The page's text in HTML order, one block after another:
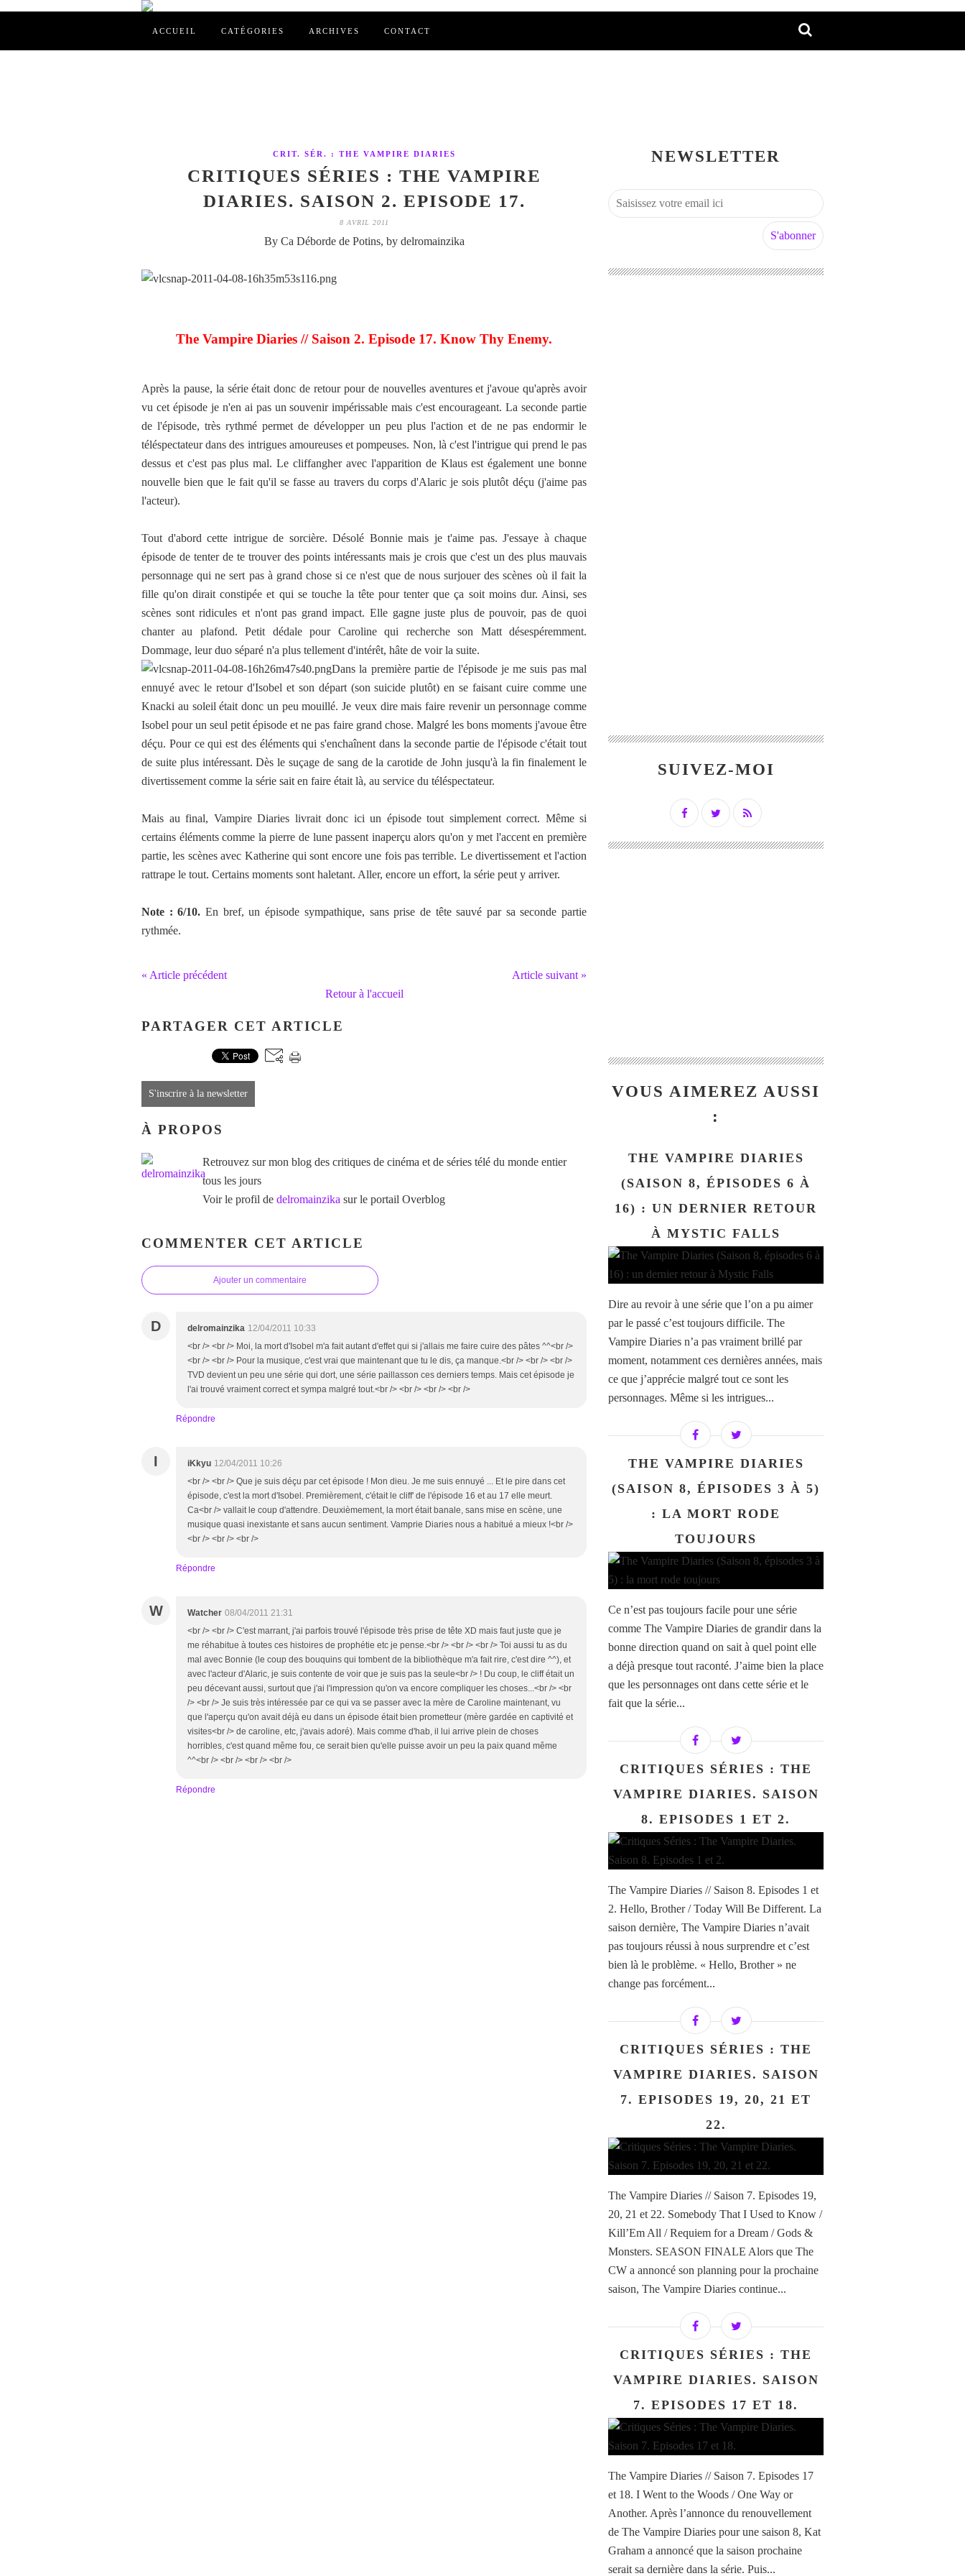
ACCUEIL CATÉGORIES ARCHIVES CONTACT
CRIT. SÉR. : THE VAMPIRE DIARIES
CRITIQUES SÉRIES : THE VAMPIRE
DIARIES. SAISON 2. EPISODE 17.
8 AVRIL 2011
By Ca Déborde de Potins, by delromainzika
The Vampire Diaries // Saison 2. Episode 17. Know Thy Enemy.
Après la pause, la série était donc de retour pour de nouvelles aventures et j'avoue qu'après avoir
vu cet épisode je n'en ai pas un souvenir impérissable mais c'est encourageant. La seconde partie
de l'épisode, très rythmé permet de développer un peu plus l'action et de ne pas endormir le
téléspectateur dans des intrigues amoureuses et pompeuses. Non, là c'est l'intrigue qui prend le pas
dessus et c'est pas plus mal. Le cliffangher avec l'apparition de Klaus est également une bonne
nouvelle bien que le fait qu'il se fasse au travers du corps d'Alaric je sois plutôt déçu (j'aime pas
l'acteur).
Tout d'abord cette intrigue de sorcière. Désolé Bonnie mais je t'aime pas. J'essaye à chaque
épisode de tenter de te trouver des points intéressants mais je crois que c'est un des plus mauvais
personnage qui ne sert pas à grand chose si ce n'est que de nous surjouer des scènes où il fait la
fille qu'on dirait constipée et qui se touche la tête pour tenter que ça soit moins dur. Ainsi, ses
scènes sont ridicules et n'ont pas grand impact. Elle gagne juste plus de pouvoir, pas de quoi
chanter au plafond. Petit dédale pour Caroline qui recherche son Matt désespéremment.
Dommage, leur duo séparé n'a plus tellement d'intérêt, hâte de voir la suite.
Dans la première partie de l'épisode je me suis pas mal
ennuyé avec le retour d'Isobel et son départ (son suicide plutôt) en se faisant cuire comme une
Knacki au soleil était donc un peu mouillé. Je veux dire mais faire revenir un personnage comme
Isobel pour un seul petit épisode et ne pas faire grand chose. Malgré les bons moments j'avoue être
déçu. Pour ce qui est des éléments qui s'enchaînent dans la seconde partie de l'épisode c'était tout
de suite plus intéressant. Dès le suçage de sang de la carotide de John jusqu'à la fin finalement le
divertissement comme la série sait en faire était là, au service du téléspectateur.
Mais au final, Vampire Diaries livrait donc ici un épisode tout simplement correct. Même si
certains éléments comme la pierre de lune passent inaperçu alors qu'on y met l'accent en première
partie, les scènes avec Katherine qui sont encore une fois pas terrible. Le divertissement et l'action
rattrape le tout. Certains moments sont haletant. Aller, encore un effort, la série peut y arriver.
Note : 6/10. En bref, un épisode sympathique, sans prise de tête sauvé par sa seconde partie
rythmée.
« Article précédent
Article suivant »
Retour à l'accueil
PARTAGER CET ARTICLE
S'inscrire à la newsletter
À PROPOS
Retrouvez sur mon blog des critiques de cinéma et de séries télé du monde entier
tous les jours
Voir le profil de delromainzika sur le portail Overblog
COMMENTER CET ARTICLE
Ajouter un commentaire
D delromainzika 12/04/2011 10:33
<br /> <br /> Moi, la mort d'Isobel m'a fait autant d'effet qui si j'allais me faire cuire des pâtes ^^<br />
<br /> <br /> Pour la musique, c'est vrai que maintenant que tu le dis, ça manque.<br /> <br /> <br />
TVD devient un peu une série qui dort, une série paillasson ces derniers temps. Mais cet épisode je
l'ai trouvé vraiment correct et sympa malgré tout.<br /> <br /> <br /> <br />
Répondre
I iKkyu 12/04/2011 10:26
<br /> <br /> Que je suis déçu par cet épisode ! Mon dieu. Je me suis ennuyé ... Et le pire dans cet
épisode, c'est la mort d'Isobel. Premièrement, c'était le cliff' de l'épisode 16 et au 17 elle meurt.
Ca<br /> vallait le coup d'attendre. Deuxièmement, la mort était banale, sans mise en scène, une
musique quasi inexistante et sans aucun sentiment. Vamprie Diaries nous a habitué a mieux !<br />
<br /> <br /> <br />
Répondre
W Watcher 08/04/2011 21:31
<br /> <br /> C'est marrant, j'ai parfois trouvé l'épisode très prise de tête XD mais faut juste que je
me réhabitue à toutes ces histoires de prophétie etc je pense.<br /> <br /> <br /> Toi aussi tu as du
mal avec Bonnie (le coup des bouquins qui tombent de la bibliothèque m'a fait rire, c'est dire ^^), et
avec l'acteur d'Alaric, je suis contente de voir que je suis pas la seule<br /> ! Du coup, le cliff était un
peu décevant aussi, surtout que j'ai l'impression qu'on va encore compliquer les choses...<br /> <br
/> <br /> Je suis très intéressée par ce qui va se passer avec la mère de Caroline maintenant, vu
que l'aperçu qu'on avait déjà eu dans un épisode était bien prometteur (mère gardée en captivité et
visites<br /> de caroline, etc, j'avais adoré). Mais comme d'hab, il lui arrive plein de choses
horribles, c'est quand même fou, ce serait bien qu'elle puisse avoir un peu la paix quand même
^^<br /> <br /> <br /> <br />
Répondre
NEWSLETTER
SUIVEZ-MOI
VOUS AIMEREZ AUSSI
:
THE VAMPIRE DIARIES
(SAISON 8, ÉPISODES 6 À
16) : UN DERNIER RETOUR
À MYSTIC FALLS
Dire au revoir à une série que l’on a pu aimer
par le passé c’est toujours difficile. The
Vampire Diaries n’a pas vraiment brillé par
moment, notamment ces dernières années, mais
ce que j’apprécie malgré tout ce sont les
personnages. Même si les intrigues...
THE VAMPIRE DIARIES
(SAISON 8, ÉPISODES 3 À 5)
: LA MORT RODE
TOUJOURS
Ce n’est pas toujours facile pour une série
comme The Vampire Diaries de grandir dans la
bonne direction quand on sait à quel point elle
a déjà presque tout raconté. J’aime bien la place
que les personnages ont dans cette série et le
fait que la série...
CRITIQUES SÉRIES : THE
VAMPIRE DIARIES. SAISON
8. EPISODES 1 ET 2.
The Vampire Diaries // Saison 8. Episodes 1 et
2. Hello, Brother / Today Will Be Different. La
saison dernière, The Vampire Diaries n’avait
pas toujours réussi à nous surprendre et c’est
bien là le problème. « Hello, Brother » ne
change pas forcément...
CRITIQUES SÉRIES : THE
VAMPIRE DIARIES. SAISON
7. EPISODES 19, 20, 21 ET
22.
The Vampire Diaries // Saison 7. Episodes 19,
20, 21 et 22. Somebody That I Used to Know /
Kill’Em All / Requiem for a Dream / Gods &
Monsters. SEASON FINALE Alors que The
CW a annoncé son planning pour la prochaine
saison, The Vampire Diaries continue...
CRITIQUES SÉRIES : THE
VAMPIRE DIARIES. SAISON
7. EPISODES 17 ET 18.
The Vampire Diaries // Saison 7. Episodes 17
et 18. I Went to the Woods / One Way or
Another. Après l’annonce du renouvellement
de The Vampire Diaries pour une saison 8, Kat
Graham a annoncé que la saison prochaine
serait sa dernière dans la série. Puis...